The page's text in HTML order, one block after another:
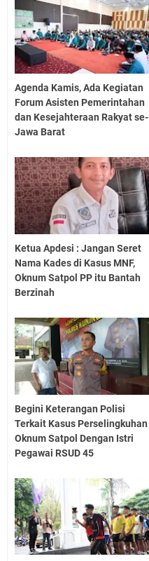
Agenda Kamis, Ada Kegiatan
Forum Asisten Pemerintahan
dan Kesejahteraan Rakyat se-
Jawa Barat
Ketua Apdesi : Jangan Seret
Nama Kades di Kasus MNF,
Oknum Satpol PP itu Bantah
Berzinah
Begini Keterangan Polisi
Terkait Kasus Perselingkuhan
Oknum Satpol Dengan Istri
Pegawai RSUD 45